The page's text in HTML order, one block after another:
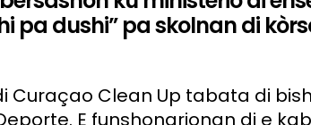
pa dushi” pa skolnan di
Curaçao Clean Up tabata di
E funshonarionan di e